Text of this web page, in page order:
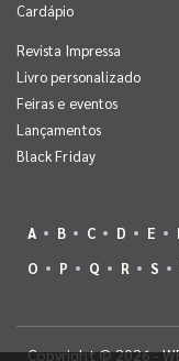
Cardápio
Revista Impressa
Livro personalizado
Feiras e eventos
Lançamentos
Black Friday
A B C D E
O
P Q R S
Copyright © 2026 -